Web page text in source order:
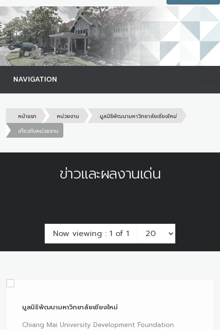
NAVIGATION
หน้าแรก หน่วยงาน
มูลนิธิพัฒนามหาวิทยาลัยเชียงใหม่
เกี่ยวกับหน่วยงาน
ข่าวและผลงานเด่น
Now viewing : 1 of 1
มูลนิธิพัฒนามหาวิทยาลัยเชียงใหม่
Chiang Mai University Development Foundation